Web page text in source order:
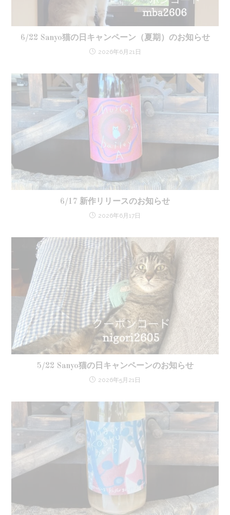
6/22 Sanyo猫の日キャンペーン（夏期）のお知らせ
2026年6月21日
6/17 新作リリースのお知らせ
2026年6月17日
5/22 Sanyo猫の日キャンペーンのお知らせ
2026年5月21日